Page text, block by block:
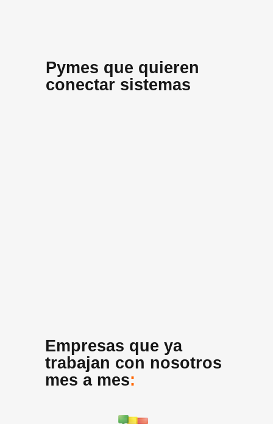
Pymes que quieren
conectar sistemas
Empresas que ya
trabajan con nosotros
mes a mes: